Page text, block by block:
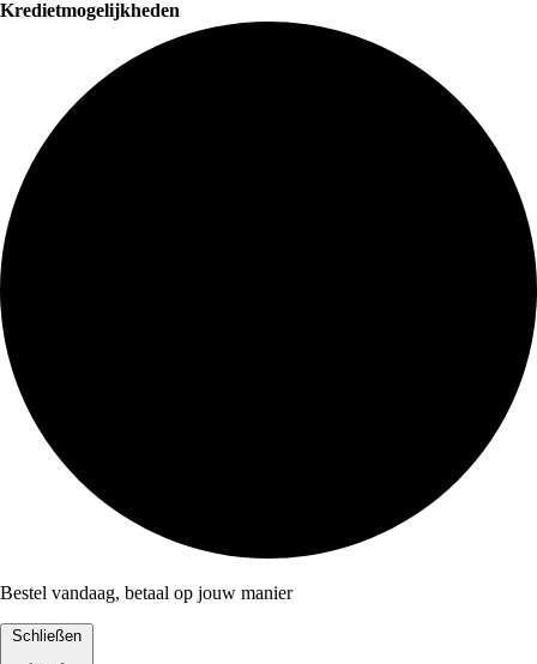
Kredietmogelijkheden
Bestel vandaag, betaal op jouw manier
Schließen